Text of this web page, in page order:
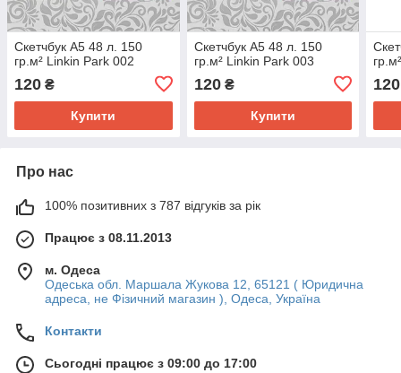
Скетчбук А5 48 л. 150
гр.м² Linkin Park 002
120 ₴
Купити
Скетчбук А5 48 л. 150
гр.м² Linkin Park 003
120₴
Купити
120
Про нас
100% позитивних з 787 відгуків за рік
Працює з 08.11.2013
м. Одеса
Одеська обл. Маршала Жукова 12, 65121 ( Юридична
адреса, не Фізичний магазин ), Одеса, Україна
Контакти
Сьогодні працює з 09:00 до 17:00